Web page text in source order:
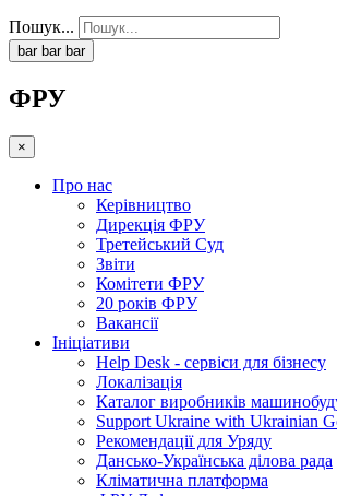
Пошук...
bar bar bar
ФРУ
×
Про нас
Керівництво
Дирекція ФРУ
Третейський Суд
Звіти
Комітети ФРУ
20 років ФРУ
Вакансії
Ініціативи
Help Desk - сервіси для бізнесу
Локалізація
Каталог виробників
Support Ukraine with Ukrainian
Рекомендації для Уряду
Дансько-Українська ділова рада
Кліматична платформа